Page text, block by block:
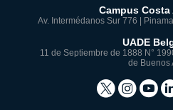
Campus
Av. Intermédanos Sur 776 |
UADE
11 de Septiembre de 1888 N°
de Buenos